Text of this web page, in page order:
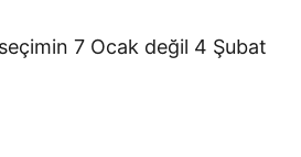
7 Ocak değil 4 Şubat